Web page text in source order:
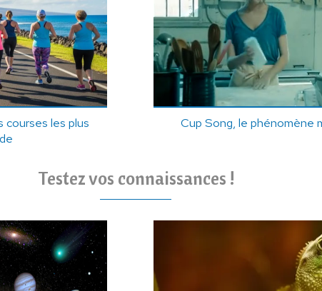
courses les plus
Cup Song, le phénomène
Testez vos connaissances !